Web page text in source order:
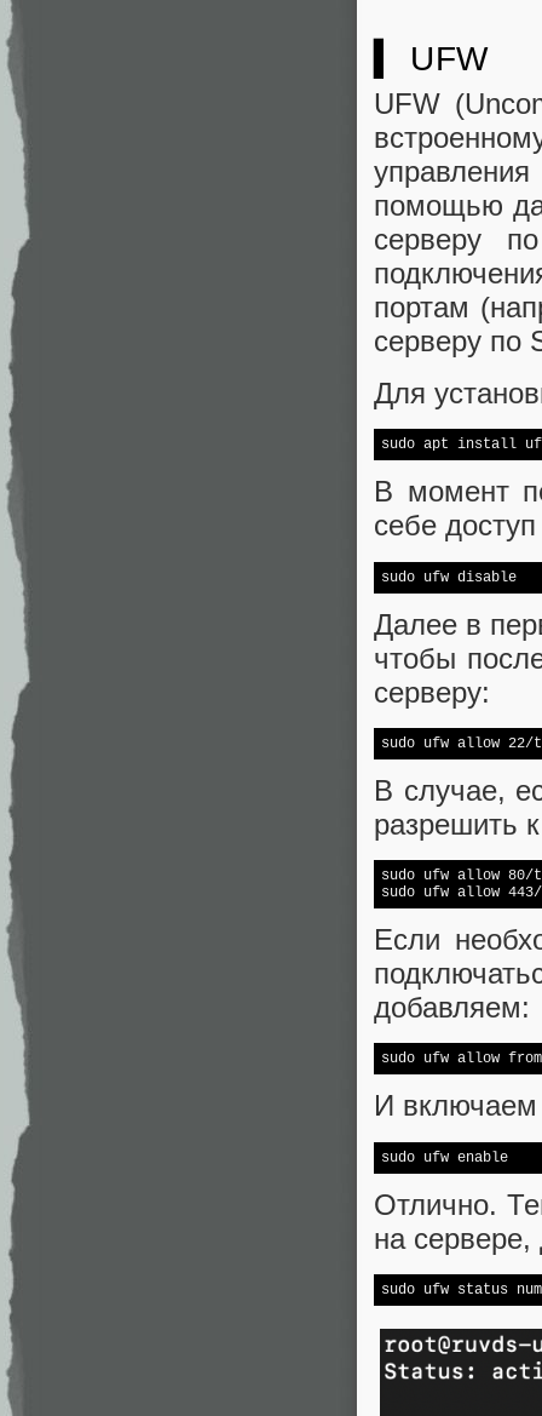
▍ UFW
UFW
помощью
серверу
портам
серверу по
Для
sudo apt install
В момент
себе
sudo ufw disable
Далее в
чтобы
серверу:
sudo ufw allow 22/
В случае,
разрешить
sudo ufw allow
sudo ufw allow
Если
добавляем:
sudo ufw allow
И
sudo ufw enable
Отлично.
на сервере,
sudo ufw status